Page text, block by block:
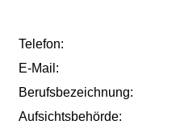
Telefon:
E-Mail:
Berufsbezeichnung:
Aufsichtsbehörde: